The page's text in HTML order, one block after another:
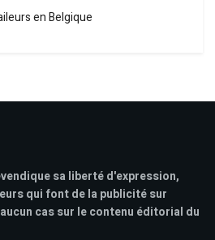
en Belgique
sa liberté d'expression,
qui font de la publicité sur
cas sur le contenu éditorial du